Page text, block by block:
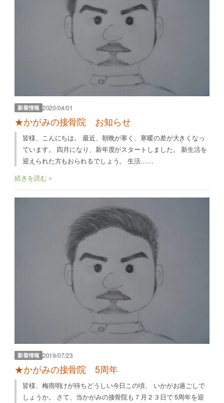
新着情報 2020/04/01
★かがみの接骨院 お知らせ
皆様、こんにちは。 最近、朝晩が寒く、寒暖の差が大きくなっ
ています。 四月になり、新年度がスタートしました。 新生活を
迎えられた方もおられるでしょう。 生活……
続きを読む »
新着情報 2019/07/23
★かがみの接骨院 5周年
皆様、梅雨明けが待ちどうしい今日この頃、 いかがお過ごしで
しょうか。 さて、当かがみの接骨院も７月２３日で 5周年を迎